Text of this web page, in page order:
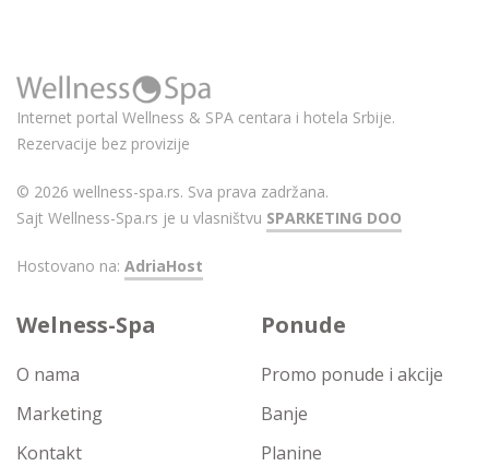
Internet portal Wellness & SPA centara i hotela Srbije.
Rezervacije bez provizije
© 2026 wellness-spa.rs. Sva prava zadržana.
Sajt Wellness-Spa.rs je u vlasništvu SPARKETING DOO
Hostovano na: AdriaHost
Welness-Spa
O nama
Marketing
Kontakt
Ponude
Promo ponude i akcije
Banje
Planine